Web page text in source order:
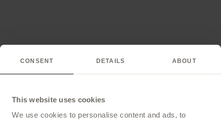
CONSENT DETAILS ABOUT
This website uses cookies
We use cookies to personalise content and ads, to